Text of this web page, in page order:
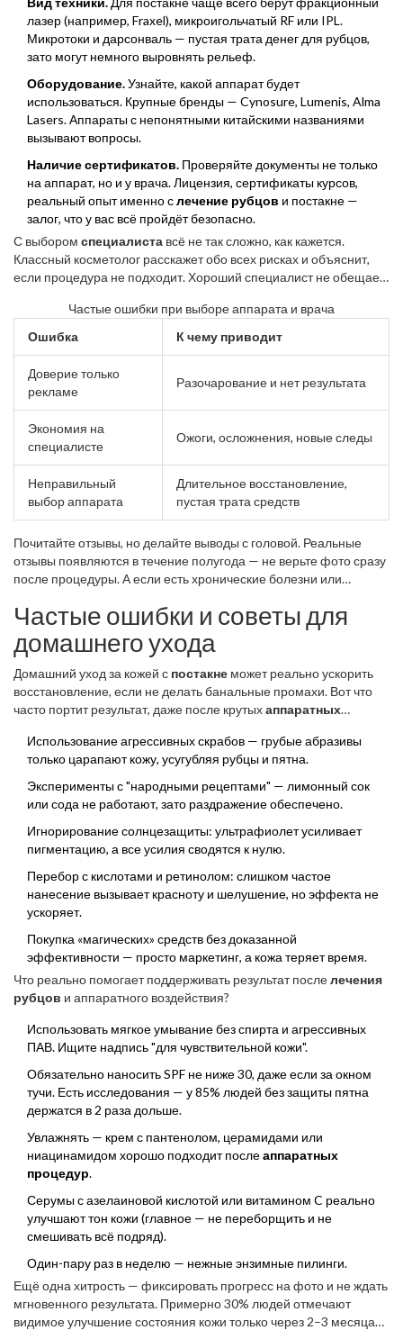
лазер (например, Fraxel), микроигольчатый RF или IPL.
Микротоки и дарсонваль — пустая трата денег для рубцов,
зато могут немного выровнять рельеф.
Оборудование.Узнайте, какой аппарат будет
использоваться. Крупные бренды — Cynosure, Lumenis, Alma
Lasers. Аппараты с непонятными китайскими названиями
вызывают вопросы.
Наличие сертификатов. Проверяйте документы не только
на аппарат, но и у врача. Лицензия, сертификаты курсов,
реальный опыт именно слечение рубцов и постакне —
залог, что у вас всё пройдёт безопасно.
С выбором специалиста всё не так сложно, как кажется.
Классный косметолог расскажет обо всех рисках и объяснит,
если процедура не подходит. Хороший специалист не обещает
Можно попросить показать фото пациентов "до и после" — у
большинства нормальных клиник есть такие примеры.
Частые ошибки при выборе аппарата и врача
Ошибка
К чему приводит
Доверие только
рекламе
Разочарование и нет результата
Экономия на
специалисте
Ожоги, осложнения, новые следы
Неправильный
выбор аппарата
Длительное восстановление,
пустая трата средств
Почитайте отзывы, но делайте выводы с головой. Реальные
отзывы появляются в течение полугода — не верьте фото сразу
после процедуры. А если есть хронические болезни или
любоголечения рубцов.
Частые ошибки и советы для
домашнего ухода
Домашний уход за кожей с постакне может реально ускорить
восстановление, если не делать банальные промахи. Вот что
часто портит результат, даже после крутыхаппаратных
Использование агрессивных скрабов — грубые абразивы
только царапают кожу, усугубляя рубцы и пятна.
Эксперименты с "народными рецептами" — лимонный сок
или сода не работают, зато раздражение обеспечено.
Игнорирование солнцезащиты: ультрафиолет усиливает
пигментацию, а все усилия сводятся к нулю.
Перебор с кислотами и ретинолом: слишком частое
нанесение вызывает красноту и шелушение, но эффекта не
ускоряет.
Покупка «магических» средств без доказанной
эффективности — просто маркетинг, а кожа теряет время.
Что реально помогает поддерживать результат послелечения
рубцов и аппаратного воздействия?
Использовать мягкое умывание без спирта и агрессивных
ПАВ. Ищите надпись "для чувствительной кожи".
Обязательно наносить SPF не ниже 30, даже если за окном
тучи. Есть исследования — у 85% людей без защиты пятна
держатся в 2 раза дольше.
Увлажнять — крем с пантенолом, церамидами или
ниацинамидом хорошо подходит послеаппаратных
процедур.
Серумы с азелаиновой кислотой или витамином C реально
улучшают тон кожи (главное — не переборщить и не
смешивать всё подряд).
Один-пару раз в неделю — нежные энзимные пилинги.
Ещё одна хитрость — фиксировать прогресс на фото и не ждать
мгновенного результата. Примерно 30% людей отмечают
видимое улучшение состояния кожи только через 2–3 месяца